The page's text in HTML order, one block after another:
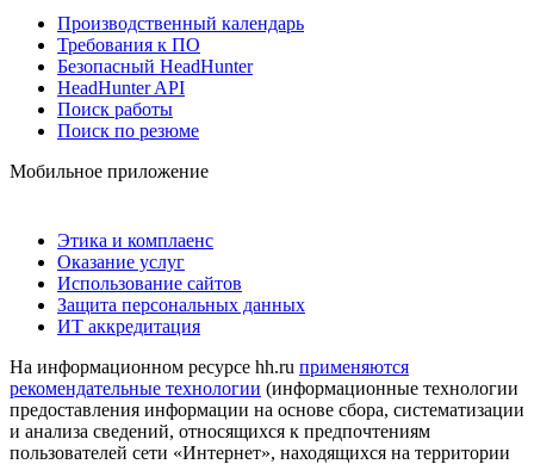
Производственный календарь
Требования к ПО
Безопасный HeadHunter
HeadHunter API
Поиск работы
Поиск по резюме
Мобильное приложение
Этика и комплаенс
Оказание услуг
Использование сайтов
Защита персональных данных
ИТ аккредитация
На информационном ресурсе hh.ru применяются
рекомендательные технологии (информационные технологии
предоставления информации на основе сбора, систематизации
и анализа сведений, относящихся к предпочтениям
пользователей сети «Интернет», находящихся на территории